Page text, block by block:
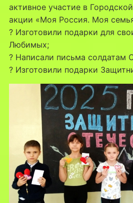
активное участие в
акции «Моя Россия. Моя
? Изготовили подарки для
Любимых;
? Написали письма солдатам
? Изготовили подарки